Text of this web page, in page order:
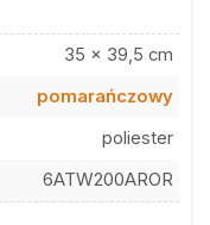
35 x 39,5 cm
pomarańczowy
poliester
6ATW200AROR